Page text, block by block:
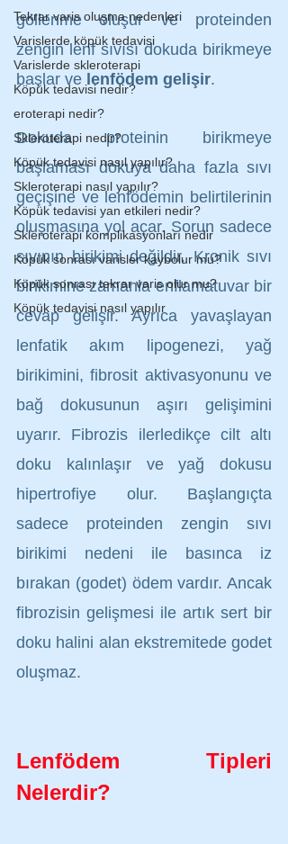
Tekrar varis oluşma nedenleri
Varislerde köpük tedavisi
Varislerde skleroterapi
Köpük tedavisi nedir?
eroterapi nedir?
Skleroterapi nedir?
Köpük tedavisi nasıl yapılır?
Skleroterapi nasıl yapılır?
Köpük tedavisi yan etkileri nedir?
Skleroterapi komplikasyonları nedir
Köpük sonrası varisler kaybolur mu?
Köpük sonrası tekrar varis olur mu?
Köpük tedavisi nasıl yapılır
göllenme oluşur ve proteinden
zengin lenf sıvısı dokuda birikmeye
başlar ve lenfödem gelişir.
Dokuda proteinin birikmeye
başlaması dokuya daha fazla sıvı
geçişine ve lenfödemin belirtilerinin
oluşmasına yol açar. Sorun sadece
sıvının birikimi değildir. Kronik sıvı
birikimine zamanla enflamatuvar bir
cevap gelişir. Ayrıca yavaşlayan
lenfatik akım lipogenezi, yağ
birikimini, fibrosit aktivasyonunu ve
bağ dokusunun aşırı gelişimini
uyarır. Fibrozis ilerledikçe cilt altı
doku kalınlaşır ve yağ dokusu
hipertrofiye olur. Başlangıçta
sadece proteinden zengin sıvı
birikimi nedeni ile basınca iz
bırakan (godet) ödem vardır. Ancak
fibrozisin gelişmesi ile artık sert bir
doku halini alan ekstremitede godet
oluşmaz.
Lenfödem Tipleri
Nelerdir?